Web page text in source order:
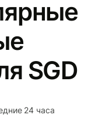
SGD
24 часа